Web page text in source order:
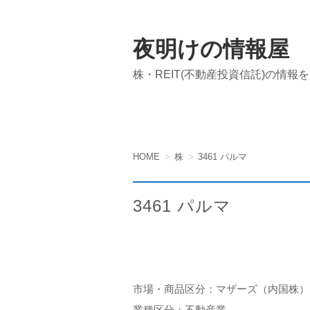
夜明けの情報屋
株・REIT(不動産投資信託)の情報
HOME 株 3461 パルマ
3461 パルマ
市場・商品区分：マザーズ（内国株）